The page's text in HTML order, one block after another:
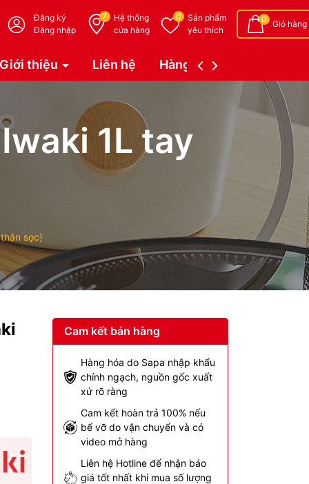
Đăng ký
Đăng nhập
7
Hệ thống
cửa hàng
0
Sản phẩm
yêu thích
0 Giỏ hàng
Giới thiệu Liên hệ Hàng đặt trước (Coming
1L tay
sọc)
Cam kết bán hàng
Hàng hóa do Sapa nhập khẩu
chính ngạch, nguồn gốc xuất
xứ rõ ràng
Cam kết hoàn trả 100% nếu
bể vỡ do vận chuyển và có
video mở hàng
Liên hệ Hotline để nhận báo
giá tốt nhất khi mua số lượng